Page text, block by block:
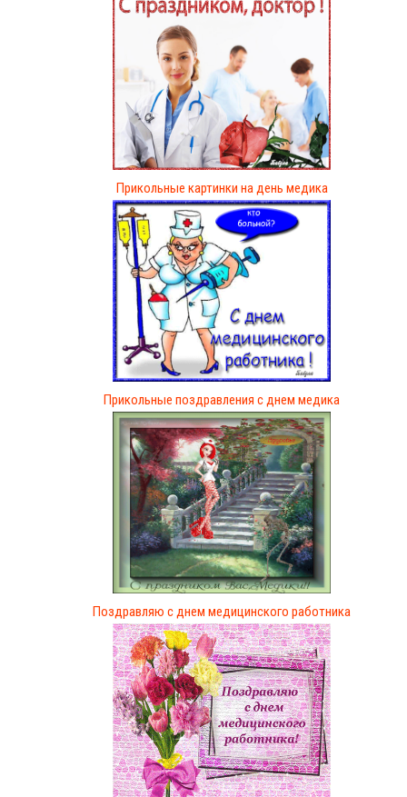
Прикольные картинки на день медика
Прикольные поздравления с днем медика
Поздравляю с днем медицинского работника